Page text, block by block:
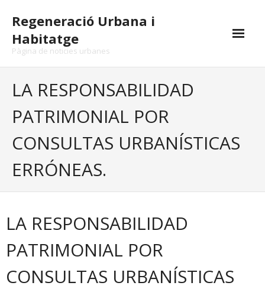
Regeneració Urbana i
Habitatge
Pàgina de noticies urbanes
LA RESPONSABILIDAD
PATRIMONIAL POR
CONSULTAS URBANÍSTICAS
ERRÓNEAS.
LA RESPONSABILIDAD
PATRIMONIAL POR
CONSULTAS URBANÍSTICAS